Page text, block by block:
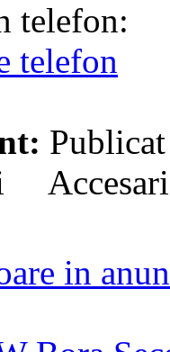
telefon:
telefon
in